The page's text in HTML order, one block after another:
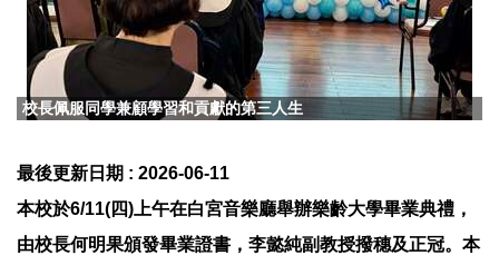
校長佩服同學兼顧學習和貢獻的第三人生
最後更新日期 : 2026-06-11
本校於6/11(四)上午在白宮音樂廳舉辦樂齡大學畢業典禮，
由校長何明果頒發畢業證書，李懿純副教授撥穗及正冠。本